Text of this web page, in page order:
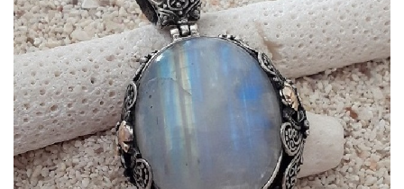
Dans mon panier
APERÇU RAPIDE